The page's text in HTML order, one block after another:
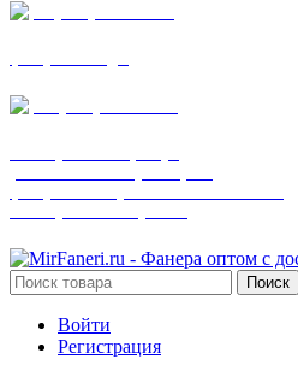
Поиск
Войти
Регистрация